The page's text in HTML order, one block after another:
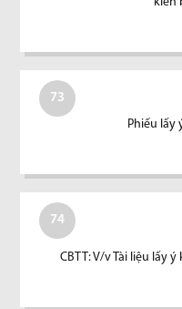
73
Phiếu lấy
74
CBTT: V/v Tài liệu lấy